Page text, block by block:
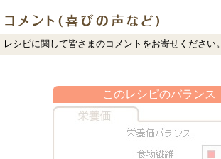
レシピに関して皆さまのコメントをお寄せください。
このレシピのバランス